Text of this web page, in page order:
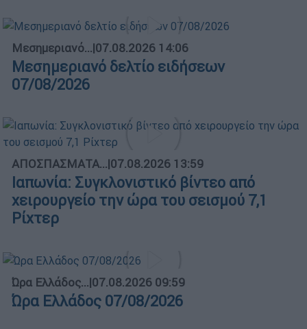
Μεσημεριανό...|07.08.2026 14:06
Μεσημεριανό δελτίο ειδήσεων
07/08/2026
ΑΠΟΣΠΑΣΜΑΤΑ...|07.08.2026 13:59
Ιαπωνία: Συγκλονιστικό βίντεο από
χειρουργείο την ώρα του σεισμού 7,1
Ρίχτερ
Ώρα Ελλάδος...|07.08.2026 09:59
Ώρα Ελλάδος 07/08/2026